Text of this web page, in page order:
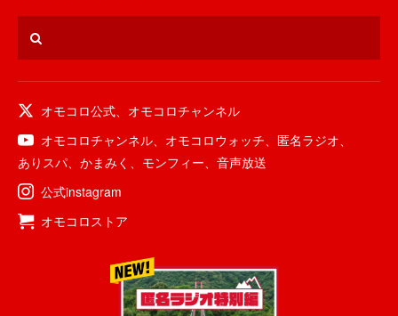
オモコロ公式
オモコロチャンネル
オモコロチャンネル
オモコロウォッチ 匿名ラジオ
ありスパ
かまみく モンフィー
音声放送
公式instagram
オモコロストア